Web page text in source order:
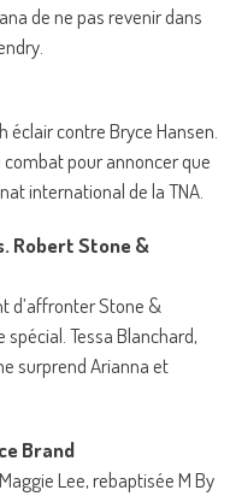
de ne pas revenir dans
contre Bryce Hansen.
pour annoncer que
international de la TNA.
Robert Stone &
d’affronter Stone &
Tessa Blanchard,
surprend Arianna et
Brand
Lee, rebaptisée M By